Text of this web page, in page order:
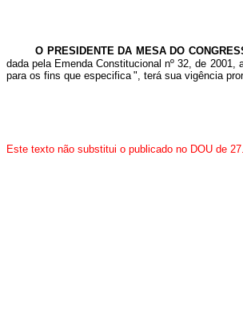
O PRESIDENTE DA MESA DO
dada pela Emenda Constitucional nº 32, de
para os fins que especifica ", terá sua vigência
Este texto não substitui o publicado no DOU de